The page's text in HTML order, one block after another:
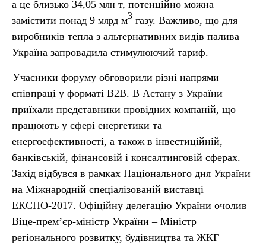
а це близько 34,05 млн т, потенційно можна
замістити понад 9 млрд м3 газу. Важливо, що для
виробників тепла з альтернативних видів палива
Україна запровадила стимулюючий тариф.
Учасники форуму обговорили різні напрями
співпраці у форматі B2B. В Астану з України
приїхали представники провідних компаній, що
працюють у сфері енергетики та
енергоефективності, а також в інвестиційній,
банківській, фінансовій і консалтинговій сферах.
Захід відбувся в рамках Національного дня України
на Міжнародній спеціалізованій виставці
ЕКСПО-2017. Офіційну делегацію України очолив
Віце-прем’єр-міністр України – Міністр
регіонального розвитку, будівництва та ЖКГ